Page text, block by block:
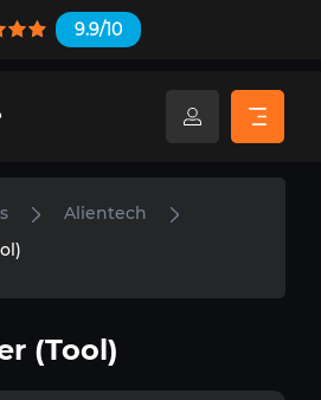
9.9/10
Alientech
(Tool)